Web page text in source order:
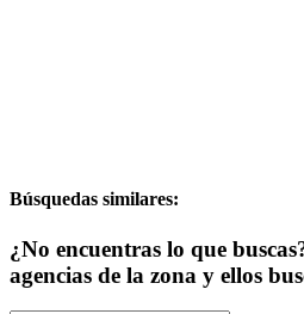
Búsquedas similares:
¿No encuentras lo que
agencias de la zona y ellos